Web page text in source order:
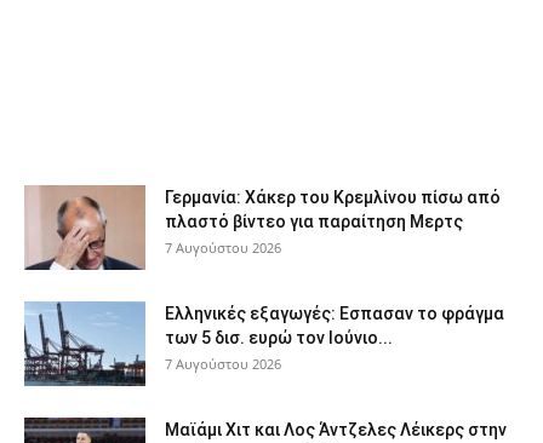
Γερμανία: Χάκερ του Κρεμλίνου πίσω από
πλαστό βίντεο για παραίτηση Μερτς
7 Αυγούστου 2026
Ελληνικές εξαγωγές: Εσπασαν το φράγμα
των 5 δισ. ευρώ τον Ιούνιο...
7 Αυγούστου 2026
Μαϊάμι Χιτ και Λος Άντζελες Λέικερς στην